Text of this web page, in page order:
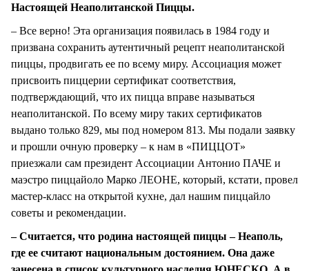
Настоящей Неаполитанской Пиццы.
– Все верно! Эта организация появилась в 1984 году и
призвана сохранить аутентичный рецепт неаполитанской
пиццы, продвигать ее по всему миру. Ассоциация может
присвоить пиццерии сертификат соответствия,
подтверждающий, что их пицца вправе называться
неаполитанской. По всему миру таких сертификатов
выдано только 829, мы под номером 813. Мы подали заявку
и прошли очную проверку – к нам в «ПИЦЦОТ»
приезжали сам президент Ассоциации Антонио ПАЧЕ и
маэстро пиццайоло Марко ЛЕОНЕ, который, кстати, провел
мастер-класс на открытой кухне, дал нашим пиццайло
советы и рекомендации.
– Считается, что родина настоящей пиццы – Неаполь,
где ее считают национальным достоянием. Она даже